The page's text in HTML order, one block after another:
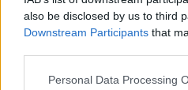
also be disclosed by us to third
Downstream Participants that
Personal Data Processing
Non hanno un amico a teatro​
​Tutta una questione di rispetto
​Cose che ci esauriscono
​Vespa che passione!
​Parole d’amore regalate al vento